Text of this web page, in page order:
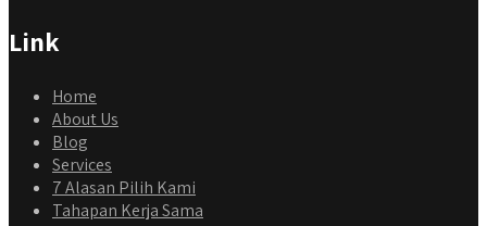
Link
Home
About Us
Blog
Services
7 Alasan Pilih Kami
Tahapan Kerja Sama